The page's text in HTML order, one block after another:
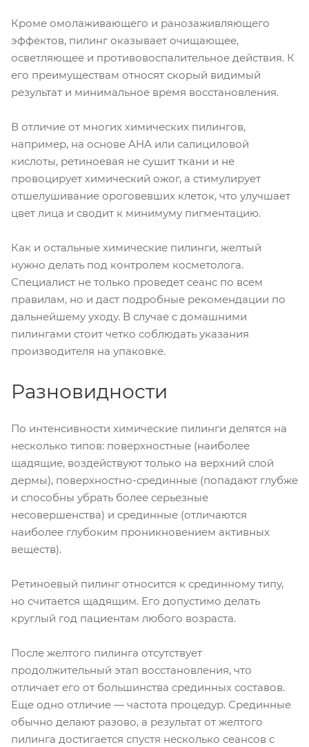
Кроме омолаживающего и ранозаживляющего
эффектов, пилинг оказывает очищающее,
осветляющее и противовоспалительное действия. К
его преимуществам относят скорый видимый
результат и минимальное время восстановления.
В отличие от многих химических пилингов,
например, на основе AHA или салициловой
кислоты, ретиноевая не сушит ткани и не
провоцирует химический ожог, а стимулирует
отшелушивание ороговевших клеток, что улучшает
цвет лица и сводит к минимуму пигментацию.
Как и остальные химические пилинги, желтый
нужно делать под контролем косметолога.
Специалист не только проведет сеанс по всем
правилам, но и даст подробные рекомендации по
дальнейшему уходу. В случае с домашними
пилингами стоит четко соблюдать указания
производителя на упаковке.
Разновидности
По интенсивности химические пилинги делятся на
несколько типов: поверхностные (наиболее
щадящие, воздействуют только на верхний слой
дермы), поверхностно-срединные (попадают глубже
и способны убрать более серьезные
несовершенства) и срединные (отличаются
наиболее глубоким проникновением активных
веществ).
Ретиноевый пилинг относится к срединному типу,
но считается щадящим. Его допустимо делать
круглый год пациентам любого возраста.
После желтого пилинга отсутствует
продолжительный этап восстановления, что
отличает его от большинства срединных составов.
Еще одно отличие — частота процедур. Срединные
обычно делают разово, а результат от желтого
пилинга достигается спустя несколько сеансов с